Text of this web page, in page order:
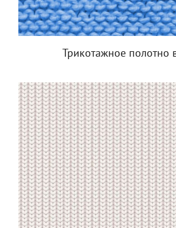
Трикотажное полотно